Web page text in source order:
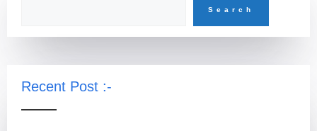
Search
Recent Post :-